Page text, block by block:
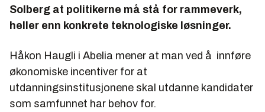
Solberg at politikerne må stå for rammeverk,
heller enn konkrete teknologiske løsninger.
Håkon Haugli i Abelia mener at man ved å innføre
økonomiske incentiver for at
utdanningsinstitusjonene skal utdanne kandidater
som samfunnet har behov for.